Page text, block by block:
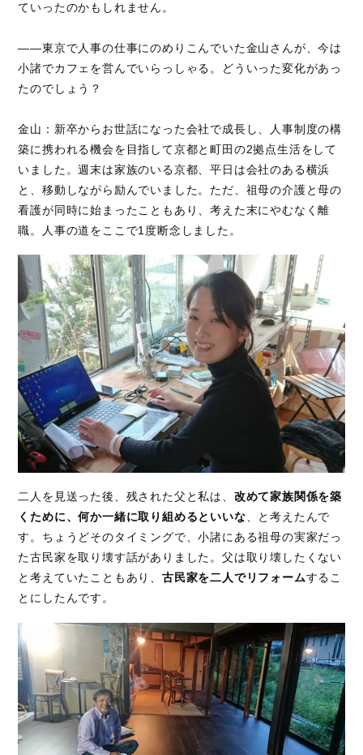
ていったのかもしれません。
――東京で人事の仕事にのめりこんでいた金山さんが、今は
小諸でカフェを営んでいらっしゃる。どういった変化があっ
たのでしょう？
金山：新卒からお世話になった会社で成長し、人事制度の構
築に携われる機会を目指して京都と町田の2拠点生活をして
いました。週末は家族のいる京都、平日は会社のある横浜
と、移動しながら励んでいました。ただ、祖母の介護と母の
看護が同時に始まったこともあり、考えた末にやむなく離
職。人事の道をここで1度断念しました。
二人を見送った後、残された父と私は、 改めて家族関係を築
くために、何か一緒に取り組めるといいな、と考えたんで
す。ちょうどそのタイミングで、小諸にある祖母の実家だっ
た古民家を取り壊す話がありました。父は取り壊したくない
と考えていたこともあり、古民家を二人でリフォームするこ
とにしたんです。